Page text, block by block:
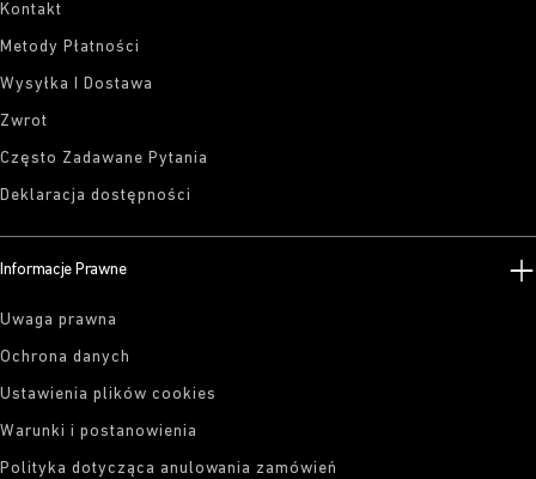
Kontakt
Metody Płatności
Wysyłka I Dostawa
Zwrot
Często Zadawane Pytania
Deklaracja dostępności
Informacje Prawne
Uwaga prawna
Ochrona danych
Ustawienia plików cookies
Warunki i postanowienia
Polityka dotycząca anulowania zamówień